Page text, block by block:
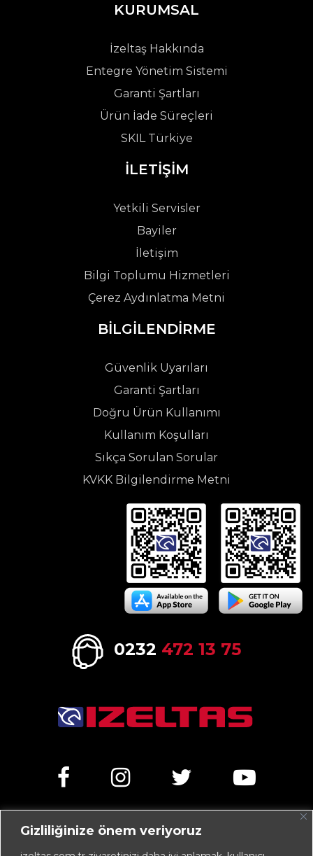
Gizliliğinize önem veriyoruz
KURUMSAL
İzeltaş Hakkında
Entegre Yönetim Sistemi
Garanti Şartları
Ürün İade Süreçleri
SKIL Türkiye
İLETİŞİM
Yetkili Servisler
Bayiler
İletişim
Bilgi Toplumu Hizmetleri
Çerez Aydınlatma Metni
BİLGİLENDİRME
Güvenlik Uyarıları
Garanti Şartları
Doğru Ürün Kullanımı
Kullanım Koşulları
Sıkça Sorulan Sorular
KVKK Bilgilendirme Metni
0232 472 13 75